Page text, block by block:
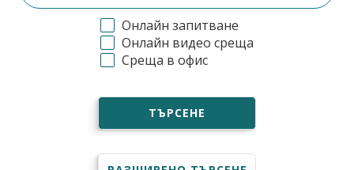
Онлайн запитване
Онлайн видео среща
Среща в офис
ТЪРСЕНЕ